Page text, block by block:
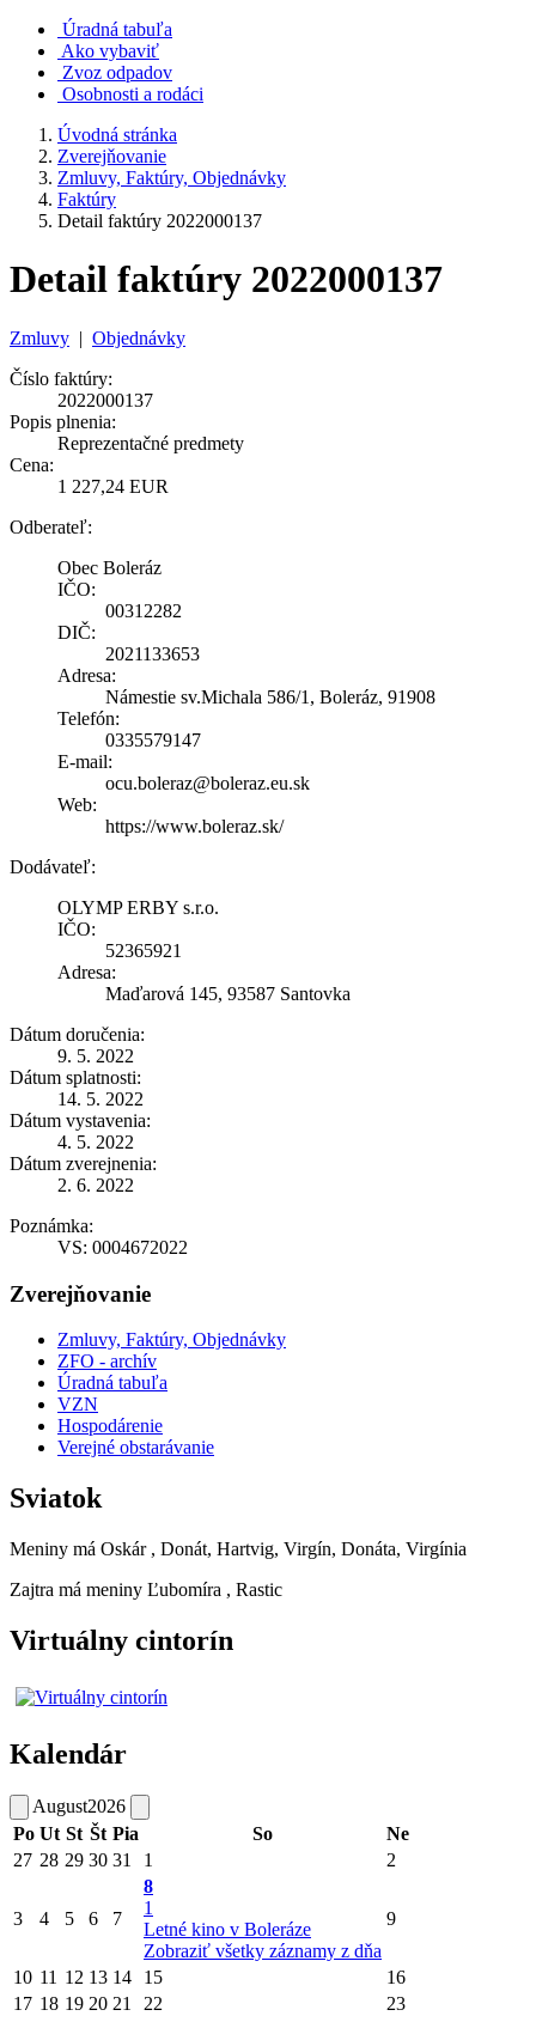
Úradná tabuľa
Ako vybaviť
Zvoz odpadov
Osobnosti a rodáci
Úvodná stránka
Zverejňovanie
Zmluvy, Faktúry, Objednávky
Faktúry
Detail faktúry 2022000137
Detail faktúry 2022000137
Zmluvy | Objednávky
Číslo faktúry:
2022000137
Popis plnenia:
Reprezentačné predmety
Cena:
1 227,24 EUR
Odberateľ:
Obec Boleráz
IČO:
00312282
DIČ:
2021133653
Adresa:
Námestie sv.Michala 586/1, Boleráz, 91908
Telefón:
0335579147
E-mail:
ocu.boleraz@boleraz.eu.sk
Web:
https://www.boleraz.sk/
Dodávateľ:
OLYMP ERBY s.r.o.
IČO:
52365921
Adresa:
Maďarová 145, 93587 Santovka
Dátum doručenia:
9. 5. 2022
Dátum splatnosti:
14. 5. 2022
Dátum vystavenia:
4. 5. 2022
Dátum zverejnenia:
2. 6. 2022
Poznámka:
VS: 0004672022
Zverejňovanie
Zmluvy, Faktúry, Objednávky
ZFO - archív
Úradná tabuľa
VZN
Hospodárenie
Verejné obstarávanie
Sviatok
Meniny má Oskár , Donát, Hartvig, Virgín, Donáta, Virgínia
Zajtra má meniny Ľubomíra , Rastic
Virtuálny cintorín
Kalendár
August2026
Po Ut St Št Pia So
Ne
27 28 29 30 31 1 2
3 4 5 6 7
8
1
Letné kino v Boleráze
Zobraziť všetky záznamy z dňa
9
10 11 12 13 14 15
16
17 18 19 20 21 22
23